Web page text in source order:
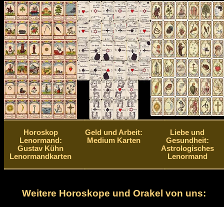
Horoskop
Lenormand:
Gustav Kühn
Lenormandkarten
Geld und Arbeit:
Medium Karten
Liebe und
Gesundheit:
Astrologisches
Lenormand
Weitere Horoskope und Orakel von uns: